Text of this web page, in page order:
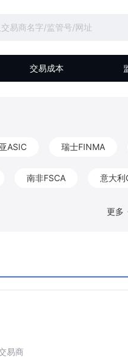
交易成本
ASIC 瑞士FINMA
南非FSCA 意大利
伯利
更多
易商